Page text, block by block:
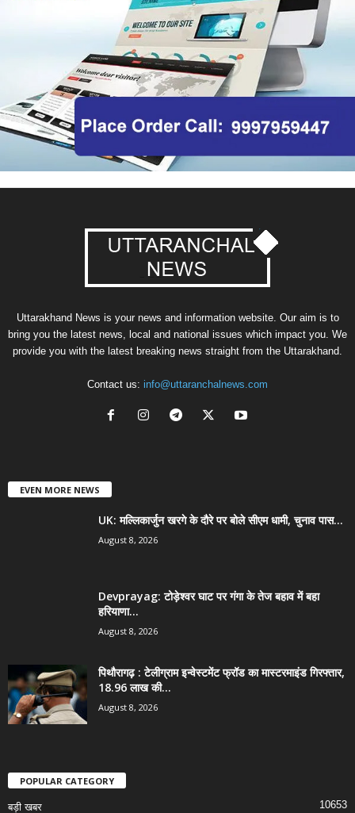
Uttarakhand News is your news and information website. Our aim is to
bring you the latest news, local and national issues which impact you. We
provide you with the latest breaking news straight from the Uttarakhand.
Contact us: info@uttaranchalnews.com
EVEN MORE NEWS
UK: मल्लिकार्जुन खरगे के दौरे पर बोले सीएम धामी, चुनाव पास...
August 8, 2026
Devprayag: टोड़ेश्वर घाट पर गंगा के तेज बहाव में बहा
हरियाणा...
August 8, 2026
पिथौरागढ़ : टेलीग्राम इन्वेस्टमेंट फ्रॉड का मास्टरमाइंड गिरफ्तार,
18.96 लाख की...
August 8, 2026
POPULAR CATEGORY
बड़ी खबर 10653